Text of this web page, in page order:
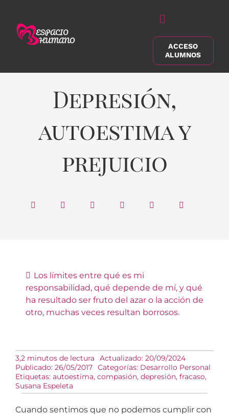
contenido
Alternar
navegación
Buscar:
ACCESO
ALUMNOS
Depresión,
autoestima y
prejuicio
Los límites entre qué es mi
responsabilidad, qué depende de mí, y qué
ha resultado ser fruto del azar o la acción de
otro, muchas veces resultan borrosos.
3,2 minutos de lectura
Actualizado: 20/09/2024
Publicado: 26/05/2017 Categorías: Desarrollo Personal
Etiquetas: autoestima, compasión, depresión, fracaso,
Susana Espeleta
Cuando sentimos que no podemos cumplir con